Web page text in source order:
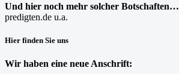
Und hier noch mehr solcher Botschaften…
predigten.de u.a.
Hier finden Sie uns
Wir haben eine neue Anschrift: